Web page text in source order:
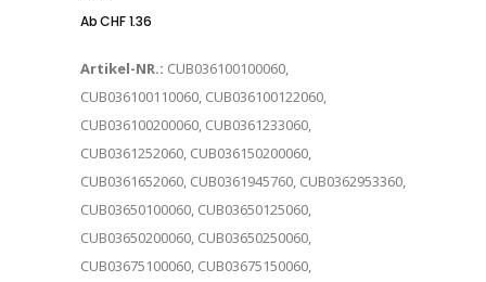
AbCHF1.36
Artikel-NR.: CUB036100100060,
CUB036100110060, CUB036100122060,
CUB036100200060, CUB0361233060,
CUB0361252060, CUB036150200060,
CUB0361652060, CUB0361945760, CUB0362953360,
CUB03650100060, CUB03650125060,
CUB03650200060, CUB03650250060,
CUB03675100060, CUB03675150060,